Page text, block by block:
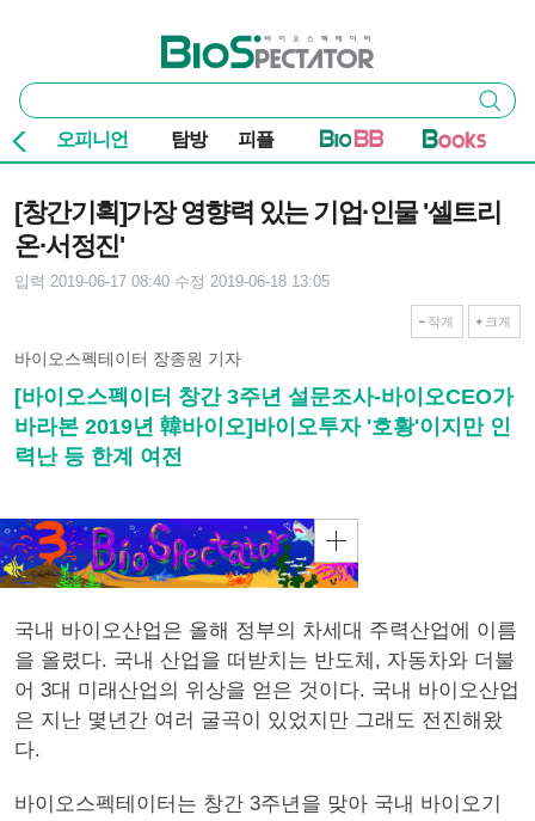
바이오스펙테이터
통
합
검
색
검색
오피니언 탐방 피플
[창간기획]가장 영향력 있는 기업·인물 '셀트리
온·서정진'
입력 2019-06-17 08:40 수정 2019-06-18 13:05
작게 크게
바이오스펙테이터 장종원 기자
[바이오스펙이터 창간 3주년 설문조사-바이오CEO가
바라본 2019년 韓바이오]바이오투자 '호황'이지만 인
력난 등 한계 여전
국내 바이오산업은 올해 정부의 차세대 주력산업에 이름
을 올렸다. 국내 산업을 떠받치는 반도체, 자동차와 더불
어 3대 미래산업의 위상을 얻은 것이다. 국내 바이오산업
은 지난 몇년간 여러 굴곡이 있었지만 그래도 전진해왔
다.
바이오스펙테이터는 창간 3주년을 맞아 국내 바이오기